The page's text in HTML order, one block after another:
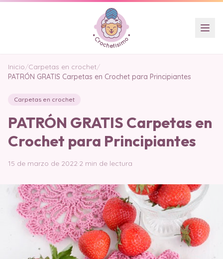
Inicio/Carpetas en crochet/
PATRÓN GRATIS Carpetas en Crochet para Principiantes
Carpetas en crochet
PATRÓN GRATIS Carpetas en
Crochet para Principiantes
15 de marzo de 2022·2 min de lectura